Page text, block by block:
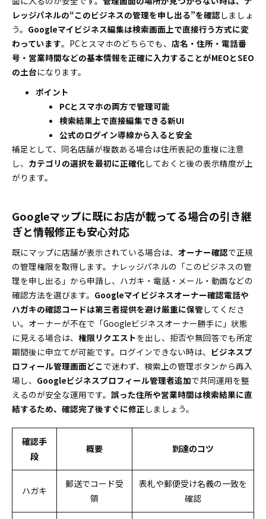
レッジパネルの“このビジネスの管理を申し出る”を確認しましょ
う。 Googleマイビジネス編集は検索画面上で直接行う方式に変
わっています。PCとスマホのどちらでも、 店名・住所・電話番
号・営業時間などの基本情報を正確に入力することがMEOとSEO
の土台になります。
ポイント
PCとスマホの両方で管理可能
検索結果上で直接編集できる新UI
公式のログイン導線から入ると安全
補足として、同名店舗が複数ある場合は住所表記の重複に注意
し、 カテゴリの選択を最初に正確化 しておくと後の表示精度が上
がります。
Googleマップに既にお店が載ってる場合の引き継
ぎと情報修正も安心対応
既にマップに店舗が表示されている場合は、 オーナー確認で正規
の管理権限を取得します。ナレッジパネルの「このビジネスの管
理を申し出る」から申請し、ハガキ・電話・メール・動画などの
確認方法を選びます。 Googleマイビジネスオーナー確認電話や
ハガキの確認コードは第三者提供を避け厳重に保管してくださ
い。オーナーが不在で「Googleビジネスオーナー勝手に」状態
に見える場合は、 権限リクエストを出し、拒否や無回答でも所定
期間後に申立てが可能です。ログインできない時は、 ビジネスプ
ロフィール管理画面どこで迷わず、検索上の管理ボタンから再入
場し、 Googleビジネスプロフィール管理者追加で共同運用を整
えるのが安全な運用です。 誤った住所や営業時間は検索結果に直
結するため、確認完了後すぐに修正 しましょう。
確認手
段
概要 到達のコツ
ハガキ
郵送でコード受
領
表札や郵便受け名義の一致を
確認